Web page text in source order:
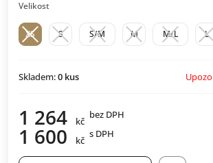
Velikost
XS S S/M M M/L L
Skladem:0 kus
1 264 kč
bez DPH
1 600 kč
s DPH